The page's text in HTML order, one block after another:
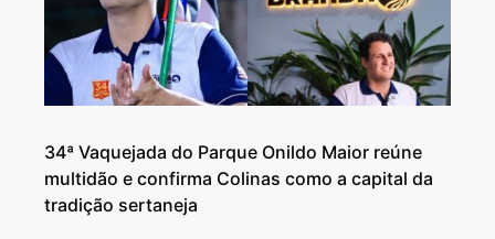
34ª Vaquejada do Parque Onildo Maior reúne
multidão e confirma Colinas como a capital da
tradição sertaneja